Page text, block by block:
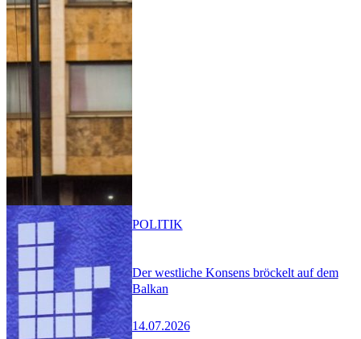
Der westliche Konsens bröckelt auf dem
Balkan
14.07.2026
POLITIK